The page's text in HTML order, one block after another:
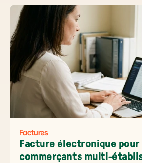
de traitement, selon Forrester 2026). Ce
outils pertinents pour les PME françaises et le
dans ce paysage en mouvement.
Factures
Facture électronique pour
commerçants multi-